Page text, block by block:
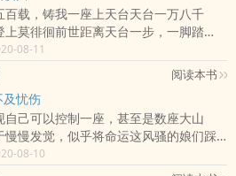
您点击分享 把心情分享给大家吧！
百载，铸我一座上天台天台一万八千
上莫徘徊前世距离天台一步，一脚踏
擞精神重新来过的故事我脚踏祥云，金
生而来，就为的是下一盘很大的棋！各
觉得《上天台》还不错的话请不要忘记
里的朋友推荐哦！
是觉得《上天台》还不错的话请不要忘
微博里的朋友推荐哦！《上天台》作
川享受阅读 享受午后阳光带来的慵懒惬
08-11
阅读本书
及忧伤
自己可以控制一座，甚至是数座大山
慢慢发觉，似乎将命运这风骚的娘们踩
不是不可能的事情！(新书，求包养！^^)
是觉得《重生山神》还不错的话请不要
08-10